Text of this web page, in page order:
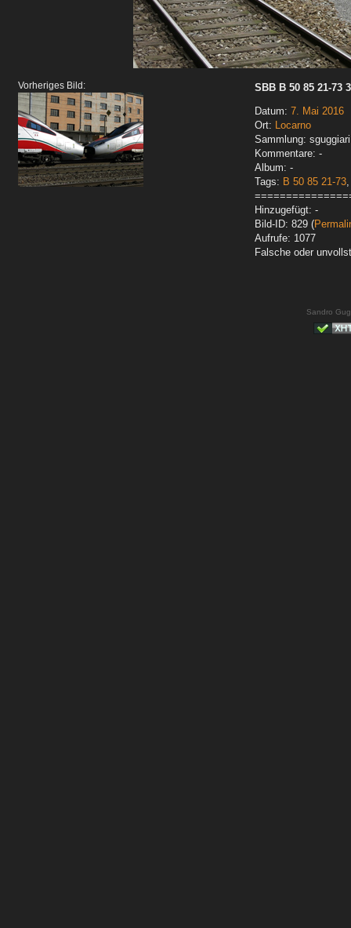
Vorheriges Bild:
SBB B 50 85 21-73
Datum: 7. Mai 2016
Ort: Locarno
Sammlung:
Kommentare: -
Album: -
Tags: B 50 85 21-73
Hinzugefügt: -
Bild-ID: 829 (
Aufrufe: 1077
Falsche oder
Sandro